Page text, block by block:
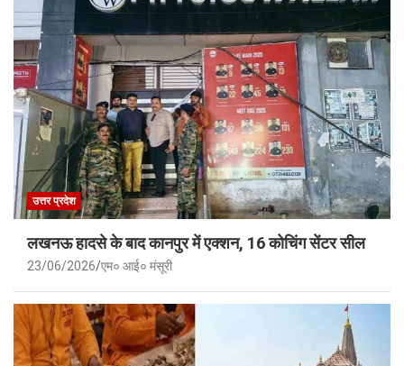
उत्तर प्रदेश
लखनऊ हादसे के बाद कानपुर में एक्शन, 16 कोचिंग सेंटर सील
23/06/2026 एम० आई० मंसूरी